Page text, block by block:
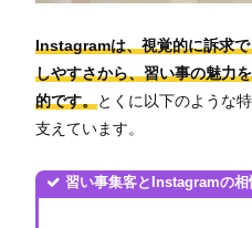
Instagramは、視覚的に訴求
しやすさから、習い事の魅力
的です。とくに以下のような
支えています。
習い事集客とInstagramの相